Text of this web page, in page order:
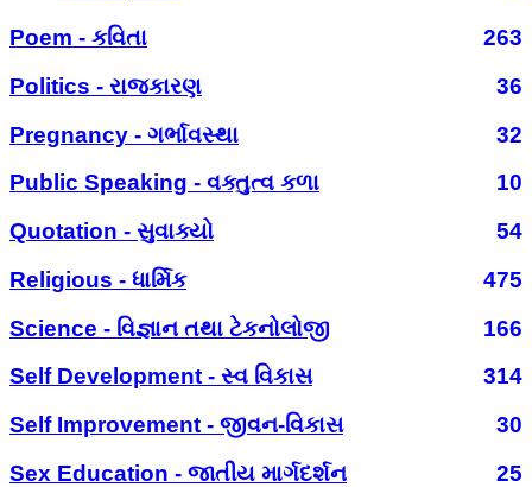
Poem - કવિતા
263
Politics - રાજકારણ
36
Pregnancy - ગર્ભાવસ્થા
32
Public Speaking - વક્તુત્વ કળા
10
Quotation - સુવાક્યો
54
Religious - ધાર્મિક
475
Science - વિજ્ઞાન તથા ટેકનોલોજી
166
Self Development - સ્વ વિકાસ
314
Self Improvement - જીવન-વિકાસ
30
Sex Education - જાતીય માર્ગદર્શન
25